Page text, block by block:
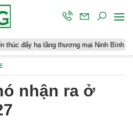
thương mại Ninh Bình Điều
nhận ra ở